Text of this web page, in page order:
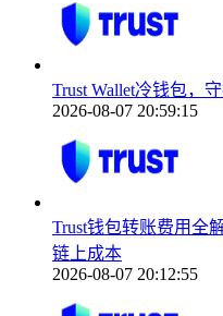
Trust Wallet冷钱包，
2026-08-07 20:59:15
Trust钱包转账费用全
链上成本
2026-08-07 20:12:55